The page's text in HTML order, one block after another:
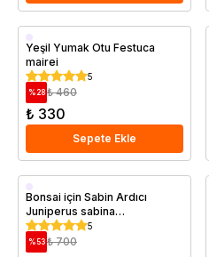
Saksıda
Yeşil Yumak Otu Festuca
mairei
5
%28 ₺ 460
₺ 330
Sepete Ekle
Saksıda
Bonsai için Sabin Ardıcı
Juniperus sabina
Tamariscifolia Saksıda
5
% 53 ₺ 700